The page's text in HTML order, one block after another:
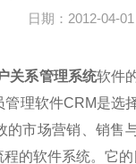
日期：2012-04-01
关系管理系统软件
理软件CRM是选
的市场营销、销售
的软件系统。它